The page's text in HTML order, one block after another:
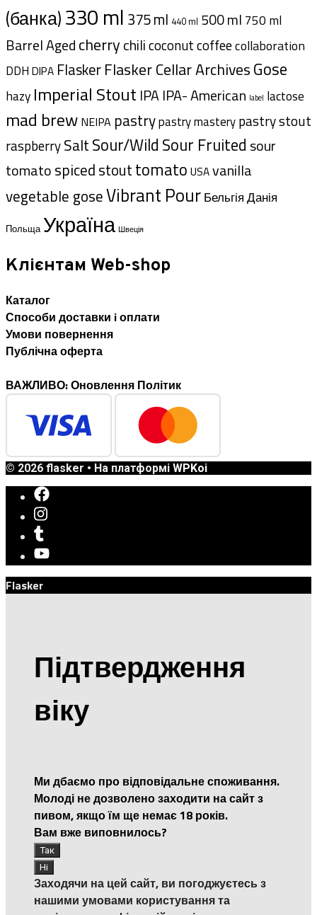
(банка)330 ml 375 ml 440 ml 500 ml 750 ml
Barrel Agedcherrychilicoconutcoffeecollaboration
DDH DIPA FlaskerFlasker Cellar ArchivesGose
hazy Imperial Stout IPA IPA- American label lactose
mad brew NEIPA pastrypastry masterypastry stout
raspberrySaltSour/Wild Sour Fruited sour
tomatospicedstouttomato USAvanilla
vegetable goseVibrant PourБельгіяДанія
Польща Україна Швеція
Клієнтам Web-shop
Каталог
Способи доставки i оплати
Умови повернення
Публічна оферта
ВАЖЛИВО: Оновлення Політик
© 2026 flasker • На платформі WPKoi
Flasker
Підтвердження
віку
Ми дбаємо про відповідальне споживання.
Молоді не дозволено заходити на сайт з
пивом, якщо їм ще немає 18 років.
Вам вже виповнилось?
Заходячи на цей сайт, ви погоджуєтесь з
нашими умовами користування та